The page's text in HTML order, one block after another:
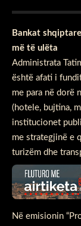
Bankat
më të ulëta
Administrata
është afati i
me para në dorë
(hotele, bujtina,
institucionet
me strategjinë e
turizëm dhe
Në emisionin